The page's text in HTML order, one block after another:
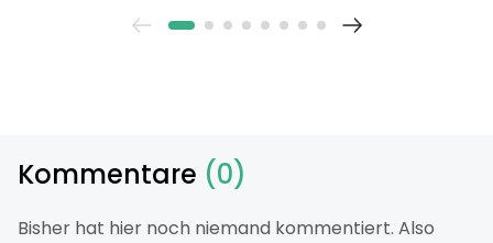
Kommentare (0)
Bisher hat hier noch niemand kommentiert. Also